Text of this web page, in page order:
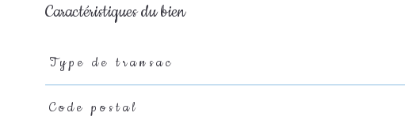
Caractéristiques du bien
Caractéristiques Valeurs
Type de transac
Code postal